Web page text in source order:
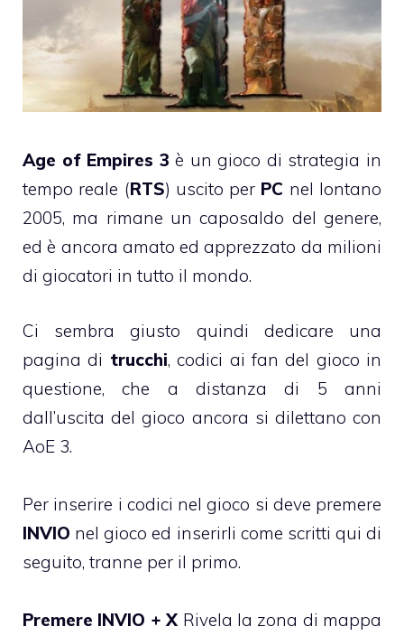
Age of Empires 3 è un gioco di strategia in
tempo reale (RTS) uscito per PC nel lontano
2005, ma rimane un caposaldo del genere,
ed è ancora amato ed apprezzato da milioni
di giocatori in tutto il mondo.
Ci sembra giusto quindi dedicare una
pagina di trucchi, codici ai fan del gioco in
questione, che a distanza di 5 anni
dall’uscita del gioco ancora si dilettano con
AoE 3.
Per inserire i codici nel gioco si deve premere
INVIO nel gioco ed inserirli come scritti qui di
seguito, tranne per il primo.
Premere INVIO + X Rivela la zona di mappa